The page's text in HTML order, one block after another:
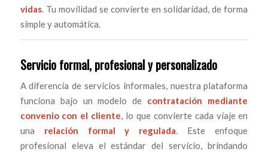
vidas. Tu movilidad se convierte en solidaridad, de forma
simple y automática.
Servicio formal, profesional y personalizado
A diferencia de servicios informales, nuestra plataforma
funciona bajo un modelo de contratación mediante
convenio con el cliente, lo que convierte cada viaje en
una relación formal y regulada. Este enfoque
profesional eleva el estándar del servicio, brindando